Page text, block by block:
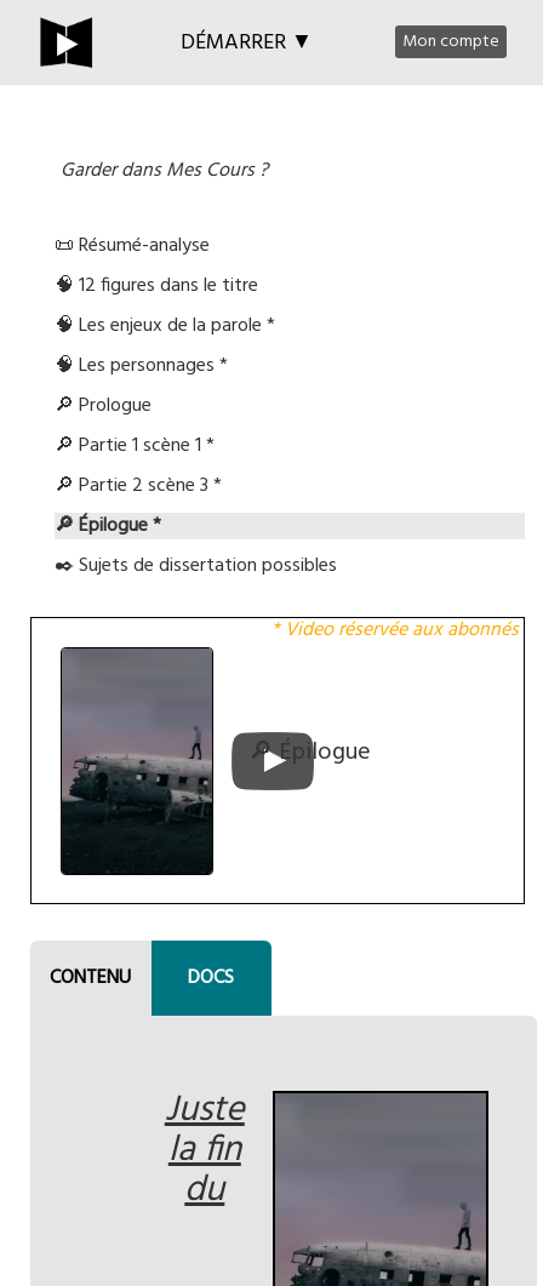
DÉMARRER ▼ Mon compte
Garder dans Mes Cours ?
📜 Résumé-analyse
🧠 12 figures dans le titre
🧠 Les enjeux de la parole *
🧠 Les personnages *
🔎 Prologue
🔎 Partie 1 scène 1 *
🔎 Partie 2 scène 3 *
🔎 Épilogue *
✒️ Sujets de dissertation possibles
🔎 Épilogue
* Video réservée aux abonnés
CONTENU DOCS
Juste
la fin
du